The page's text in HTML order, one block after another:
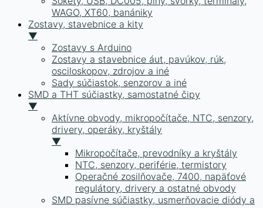
WAGO, XT60, banániky
Zostavy, stavebnice a kity
▼
Zostavy s Arduino
Zostavy a stavebnice áut, pavúkov, rúk,
osciloskopov, zdrojov a iné
Sady súčiastok, senzorov a iné
SMD a THT súčiastky, samostatné čipy
▼
Aktívne obvody, mikropočítače, NTC, senzory,
drivery, operáky, kryštály
▼
Mikropočítače, prevodníky a kryštály
NTC, senzory, periférie, termistory
Operačné zosilňovače, 7400, napäťové
regulátory, drivery a ostatné obvody
SMD pasívne súčiastky, usmerňovacie diódy a